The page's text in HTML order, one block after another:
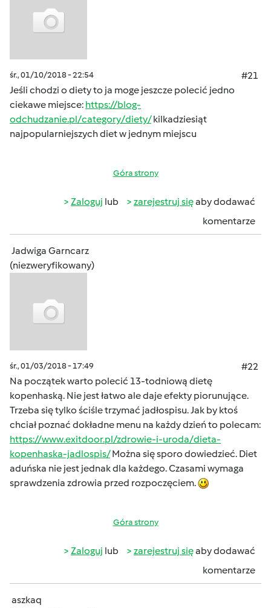
śr., 01/10/2018 - 22:54
#21
Jeśli chodzi o diety to ja moge jeszcze polecić jedno
ciekawe miejsce: https://blog-
odchudzanie.pl/category/diety/kilkadziesiąt
najpopularniejszych diet w jednym miejscu
Góra strony
Zaloguj lub zarejestruj sięaby dodawać
komentarze
Jadwiga Garncarz
(niezweryfikowany)
śr., 01/03/2018 - 17:49
#22
Na początek warto polecić 13-todniową dietę
kopenhaską. Nie jest łatwo ale daje efekty piorunujące.
Trzeba się tylko ściśle trzymać jadłospisu. Jak by ktoś
chciał poznać dokładne menu na każdy dzień to polecam:
https://www.exitdoor.pl/zdrowie-i-uroda/dieta-
kopenhaska-jadlospis/Można się sporo dowiedzieć. Diet
aduńska nie jest jednak dla każdego. Czasami wymaga
sprawdzenia zdrowia przed rozpoczęciem.
Góra strony
Zaloguj lub zarejestruj sięaby dodawać
komentarze
aszkaq